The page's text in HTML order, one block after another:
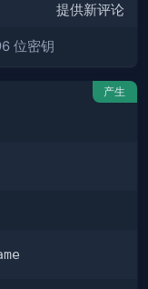
提供新评论
位密钥
产生